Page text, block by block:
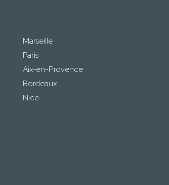
Marseille
Paris
Aix-en-Provence
Bordeaux
Nice